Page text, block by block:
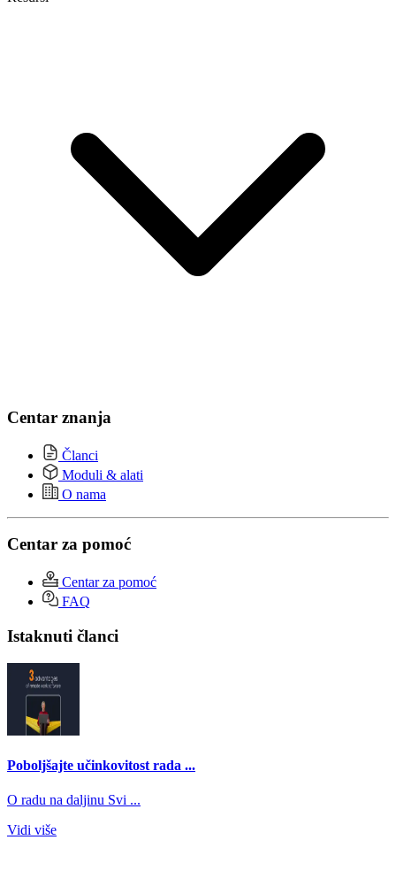
Centar znanja
Članci
Moduli & alati
O nama
Centar za pomoć
Centar za pomoć
FAQ
Istaknuti članci
Poboljšajte učinkovitost rada ...
O radu na daljinu Svi ...
Vidi više